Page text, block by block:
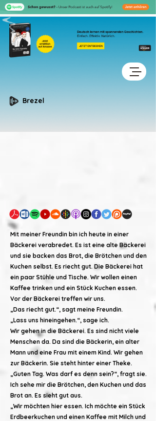
Brezel
Mit meiner Freundin bin ich heute in einer
Bäckerei verabredet. Es ist eine alte Bäckerei
und sie backen das Brot, die Brötchen und den
Kuchen selbst. Es riecht gut. Die Bäckerei hat
ein paar Stühle und Tische. Wir wollen einen
Kaffee trinken und ein Stück Kuchen essen.
Vor der Bäckerei treffen wir uns.
„Das riecht gut.“, sagt meine Freundin.
„Lass uns hineingehen.“, sage ich.
Wir gehen in die Bäckerei. Es sind nicht viele
Menschen da. Da sind die Bäckerin, ein alter
Mann und eine Frau mit einem Kind. Wir gehen
zur Bäckerin. Sie steht hinter einer Theke.
„Guten Tag. Was darf es denn sein?“, fragt sie.
Ich sehe mir die Brötchen, den Kuchen und das
Brot an. Es sieht gut aus.
„Wir möchten hier essen. Ich möchte ein Stück
Erdbeerkuchen und einen Kaffee mit Milch und